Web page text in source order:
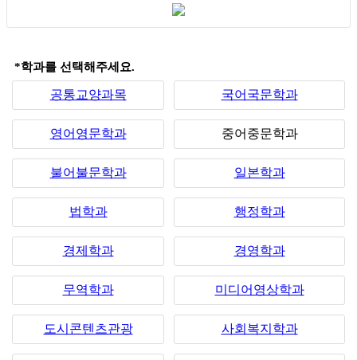
*학과를 선택해주세요.
공통교양과목 국어국문학과
영어영문학과 중어중문학과
불어불문학과 일본학과
법학과 행정학과
경제학과 경영학과
무역학과 미디어영상학과
도시콘텐츠관광 사회복지학과